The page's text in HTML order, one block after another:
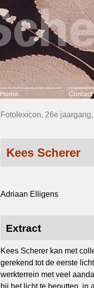
Home Contact
Fotolexicon, 26e
Kees Scherer
Adriaan Elligens
Extract
Kees Scherer kan met
gerekend tot de eerste
werkterrein met veel